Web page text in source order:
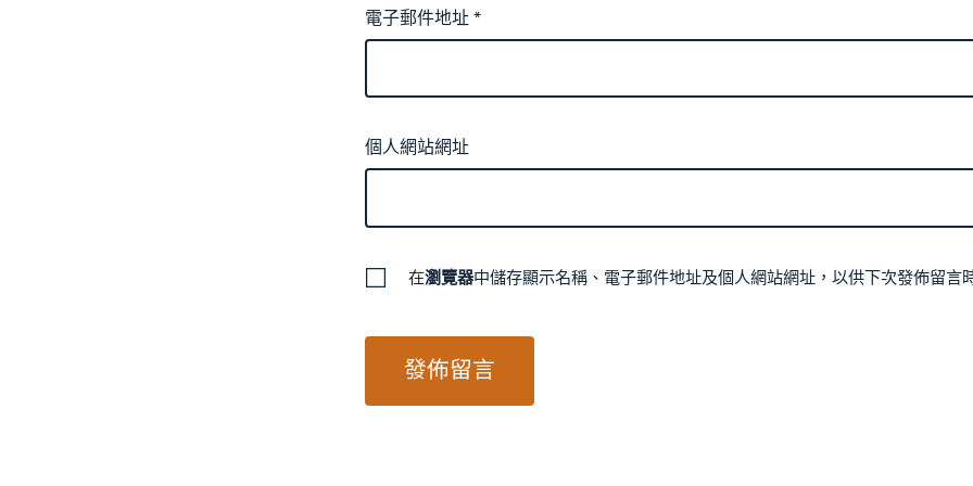
電子郵件地址*
個人網站網址
在瀏覽器中儲存顯示名稱、電子郵件地址及個人網站網址，以供下次發佈留言